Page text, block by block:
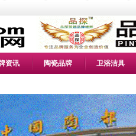
资讯 陶瓷品牌 卫浴洁具